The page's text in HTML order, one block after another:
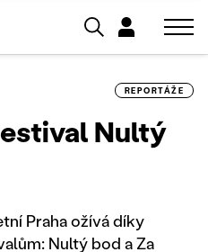
REPORTÁŽE
Nultý
Praha ožívá díky
Nultý bod a Za